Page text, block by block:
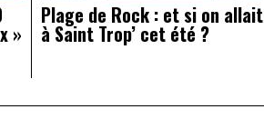
»
Plage de Rock : et si on allait
à Saint Trop’ cet été ?